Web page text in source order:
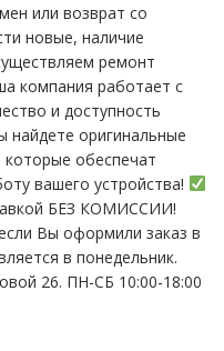
или возврат со
новые, наличие
ремонт
компания работает с
и доступность
найдете оригинальные
обеспечат
вашего устройства!
БЕЗ КОМИССИИ!
Вы оформили заказ в
в понедельник.
26. ПН-СБ 10:00-18:00